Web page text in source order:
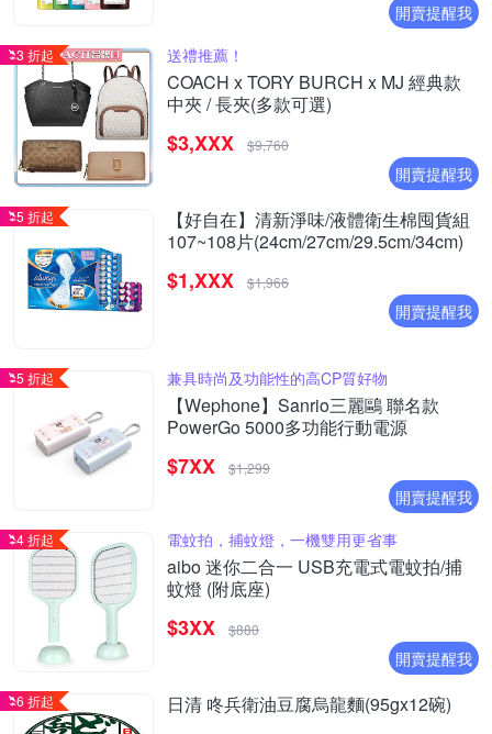
開賣提醒我
3 折起 送禮推薦！
COACH x TORY BURCH x MJ 經典款
中夾 / 長夾(多款可選)
$3,XXX $9,760
開賣提醒我
5 折起
【好自在】清新淨味/液體衛生棉囤貨組
107~108片(24cm/27cm/29.5cm/34cm)
$1,XXX $1,966
開賣提醒我
5 折起 兼具時尚及功能性的高CP質好物
【Wephone】Sanrio三麗鷗 聯名款
PowerGo 5000多功能行動電源
$7XX $1,299
開賣提醒我
4 折起 電蚊拍，捕蚊燈，一機雙用更省事
aibo 迷你二合一 USB充電式電蚊拍/捕
蚊燈 (附底座)
$3XX $880
開賣提醒我
6 折起 日清 咚兵衛油豆腐烏龍麵(95gx12碗)